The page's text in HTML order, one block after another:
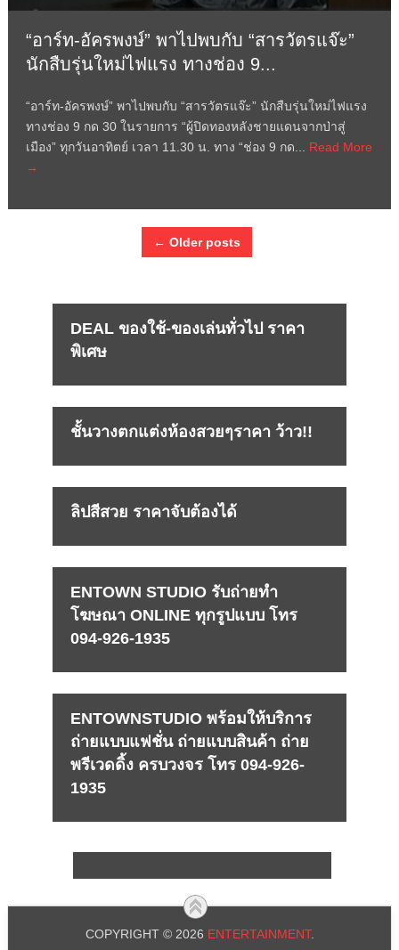
“อาร์ท-อัครพงษ์” พาไปพบกับ “สารวัตรแจ๊ะ”
นักสืบรุ่นใหม่ไฟแรง ทางช่อง 9...
“อาร์ท-อัครพงษ์” พาไปพบกับ “สารวัตรแจ๊ะ” นักสืบรุ่นใหม่ไฟแรง
ทางช่อง 9 กด 30 ในรายการ “ผู้ปิดทองหลังชายแดนจากป่าสู่
เมือง” ทุกวันอาทิตย์ เวลา 11.30 น. ทาง “ช่อง 9 กด... Read More
→
← Older posts
DEAL ของใช้-ของเล่นทั่วไป ราคา
พิเศษ
ชั้นวางตกแต่งห้องสวยๆราคา ว้าว!!
ลิปสีสวย ราคาจับต้องได้
ENTOWN STUDIO รับถ่ายทำ
โฆษณา ONLINE ทุกรูปแบบ โทร
094-926-1935
ENTOWNSTUDIO พร้อมให้บริการ
ถ่ายแบบแฟชั่น ถ่ายแบบสินค้า ถ่าย
พรีเวดดิ้ง ครบวงจร โทร 094-926-
1935
COPYRIGHT © 2026 ENTERTAINMENT.